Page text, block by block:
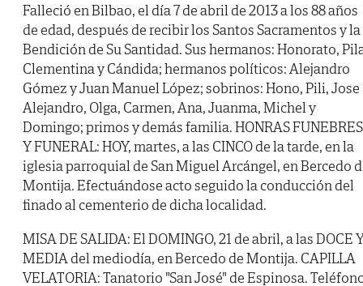
Falleció en Bilbao, el día 7 de abril de 2013 a los 88 años
de edad, después de recibir los Santos Sacramentos y la
Bendición de Su Santidad. Sus hermanos: Honorato,
Clementina y Cándida; hermanos políticos: Alejandro
Gómez y Juan Manuel López; sobrinos: Hono, Pili, Jose
Alejandro, Olga, Carmen, Ana, Juanma, Michel y
Domingo; primos y demás familia. HONRAS FUNEBRES
Y FUNERAL: HOY, martes, a las CINCO de la tarde, en la
iglesia parroquial de San Miguel Arcángel, en Bercedo
Montija. Efectuándose acto seguido la conducción del
finado al cementerio de dicha localidad.
MISA DE SALIDA: El DOMINGO, 21 de abril, a las DOCE
MEDIA del mediodía, en Bercedo de Montija. CAPILLA
VELATORIA: Tanatorio "San José" de Espinosa.